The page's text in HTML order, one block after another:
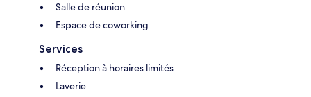
Salle de réunion
Espace de coworking
Services
Réception à horaires limités
Laverie